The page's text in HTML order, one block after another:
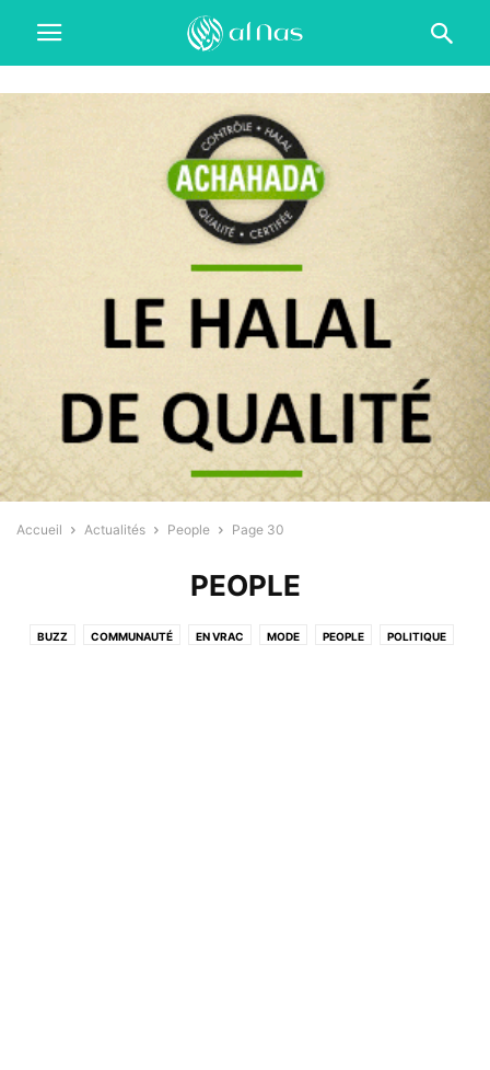
Accueil Actualités People Page 30
PEOPLE
BUZZ COMMUNAUTÉ EN VRAC MODE PEOPLE POLITIQUE